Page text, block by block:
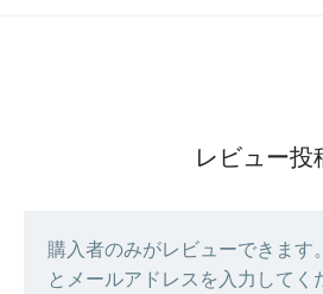
レビュー投
購入者のみがレビューできます
とメールアドレスを入力してく